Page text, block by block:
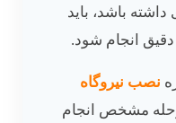
باشد، باید
انجام شود.
نصب نیروگاه
مشخص انجام